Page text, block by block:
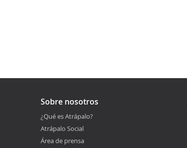
Sobre nosotros
¿Qué es Atrápalo?
Atrápalo Social
Área de prensa